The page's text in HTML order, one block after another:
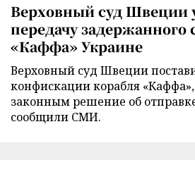
Верховный суд Швеции
передачу задержанного
«Каффа» Украине
Верховный суд Швеции
конфискации корабля
законным решение об
сообщили СМИ.